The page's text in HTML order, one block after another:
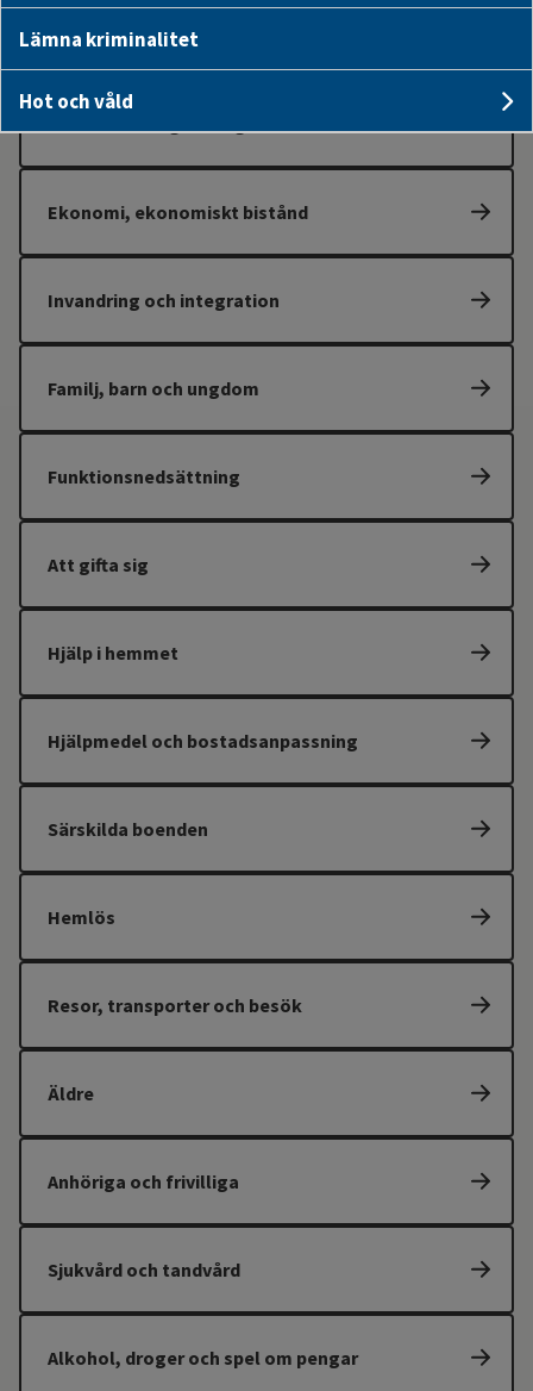
Lämna kriminalitet
Hot och våld
Trygg och säker
Ekonomi, ekonomiskt bistånd
Invandring och integration
Familj, barn och ungdom
Funktionsnedsättning
Att gifta sig
Hjälp i hemmet
Hjälpmedel och bostadsanpassning
Särskilda boenden
Hemlös
Resor, transporter och besök
Äldre
Anhöriga och frivilliga
Sjukvård och tandvård
Alkohol, droger och spel om pengar